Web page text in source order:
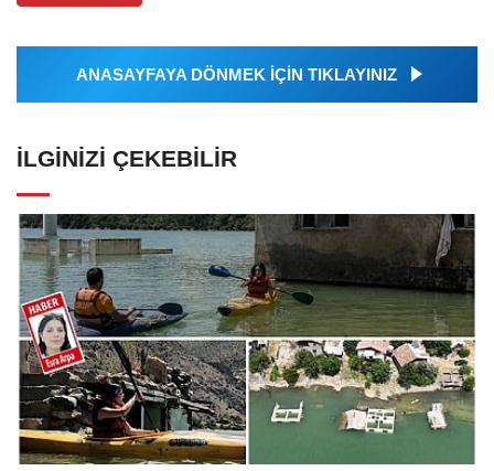
ANASAYFAYA DÖNMEK İÇİN TIKLAYINIZ
İLGINIZI ÇEKEBILIR